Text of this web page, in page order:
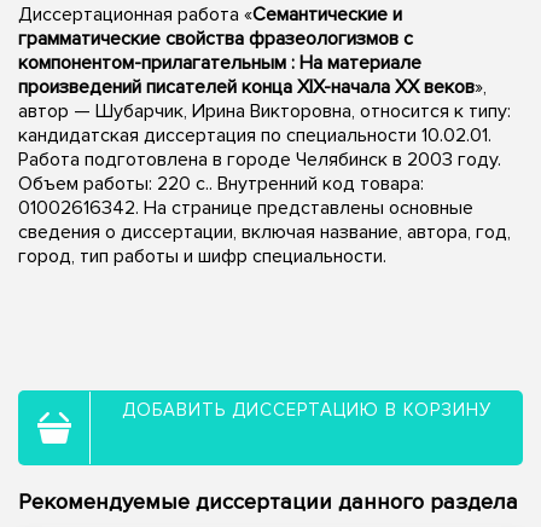
Диссертационная работа «Семантические и
грамматические свойства фразеологизмов с
компонентом-прилагательным : На материале
произведений писателей конца XIX-начала XX веков»,
автор — Шубарчик, Ирина Викторовна, относится к типу:
кандидатская диссертация по специальности 10.02.01.
Работа подготовлена в городе Челябинск в 2003 году.
Объем работы: 220 с.. Внутренний код товара:
01002616342. На странице представлены основные
сведения о диссертации, включая название, автора, год,
город, тип работы и шифр специальности.
ДОБАВИТЬ ДИССЕРТАЦИЮ В КОРЗИНУ
Рекомендуемые диссертации данного раздела